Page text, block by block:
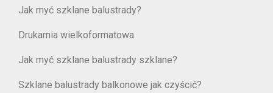
Jak myć szklane balustrady?
Drukarnia wielkoformatowa
Jak myć szklane balustrady szklane?
Szklane balustrady balkonowe jak czyścić?